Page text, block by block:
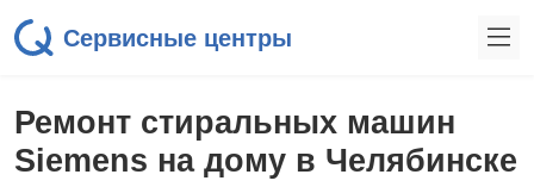
Сервисные центры
Ремонт стиральных машин
Siemens на дому в Челябинске